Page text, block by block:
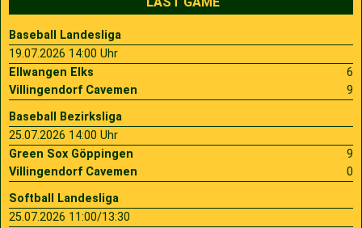
Baseball Landesliga
19.07.2026 14:00 Uhr
Ellwangen Elks
6
Villingendorf Cavemen
9
Baseball Bezirksliga
25.07.2026 14:00 Uhr
Green Sox Göppingen
9
Villingendorf Cavemen
0
Softball Landesliga
25.07.2026 11:00/13:30